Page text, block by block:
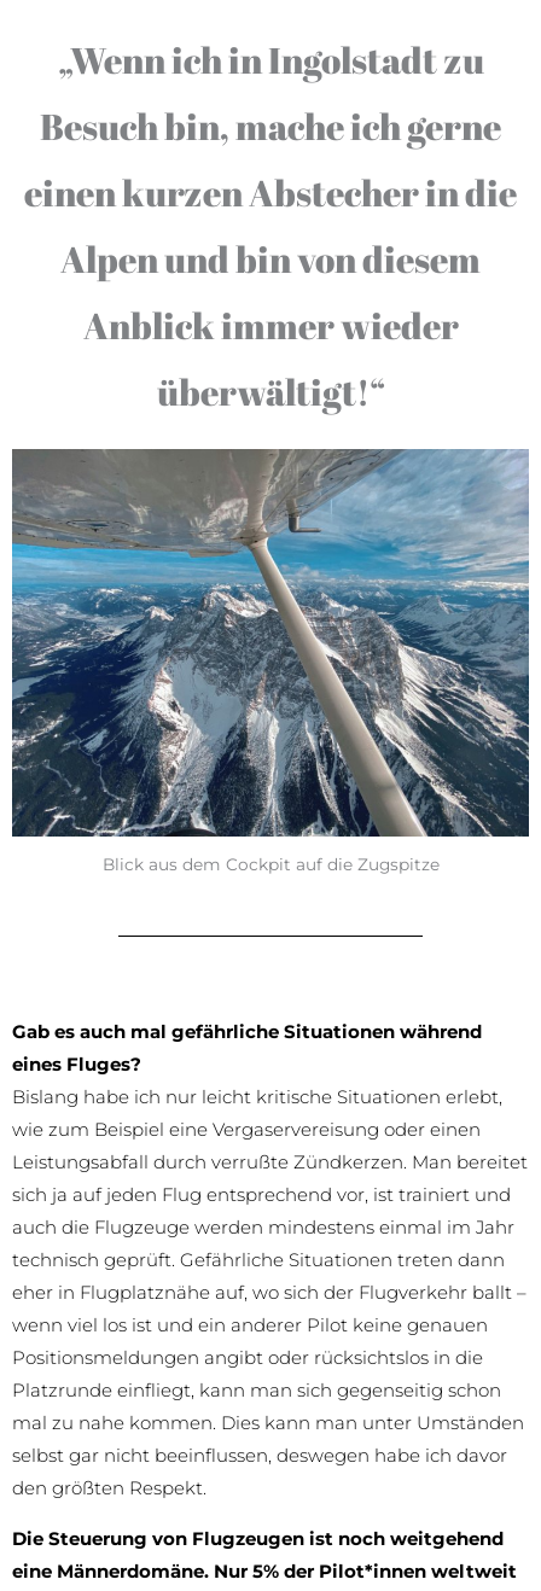
„Wenn ich in Ingolstadt zu
Besuch bin, mache ich gerne
einen kurzen Abstecher in die
Alpen und bin von diesem
Anblick immer wieder
überwältigt!“
Blick aus dem Cockpit auf die Zugspitze
Gab es auch mal gefährliche Situationen während
eines Fluges?
Bislang habe ich nur leicht kritische Situationen erlebt,
wie zum Beispiel eine Vergaservereisung oder einen
Leistungsabfall durch verrußte Zündkerzen. Man bereitet
sich ja auf jeden Flug entsprechend vor, ist trainiert und
auch die Flugzeuge werden mindestens einmal im Jahr
technisch geprüft. Gefährliche Situationen treten dann
eher in Flugplatznähe auf, wo sich der Flugverkehr ballt –
wenn viel los ist und ein anderer Pilot keine genauen
Positionsmeldungen angibt oder rücksichtslos in die
Platzrunde einfliegt, kann man sich gegenseitig schon
mal zu nahe kommen. Dies kann man unter Umständen
selbst gar nicht beeinflussen, deswegen habe ich davor
den größten Respekt.
Die Steuerung von Flugzeugen ist noch weitgehend
eine Männerdomäne. Nur 5% der Pilot*innen weltweit